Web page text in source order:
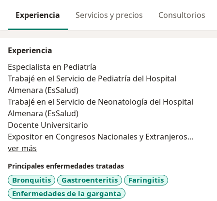
Experiencia Servicios y precios Consultorios
Experiencia
Especialista en Pediatría
Trabajé en el Servicio de Pediatría del Hospital
Almenara (EsSalud)
Trabajé en el Servicio de Neonatología del Hospital
Almenara (EsSalud)
Docente Universitario
Expositor en Congresos Nacionales y Extranjeros
Autor de trabajos de investigación sobre temas
Revisor de artículos (revisión de pares) a nivel
internacional
Más de 30 años de experiencia
ver más
Principales enfermedades tratadas
Bronquitis Gastroenteritis
Faringitis
Enfermedades de la garganta